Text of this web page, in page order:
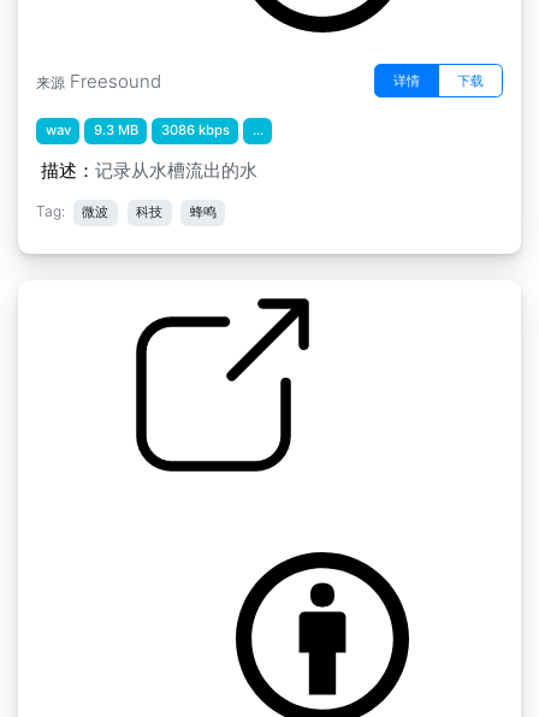
来源 Freesound 详情 下载
wav 9.3 MB 3086 kbps ...
描述： 记录从水槽流出的水
Tag: 微波 科技 蜂鸣